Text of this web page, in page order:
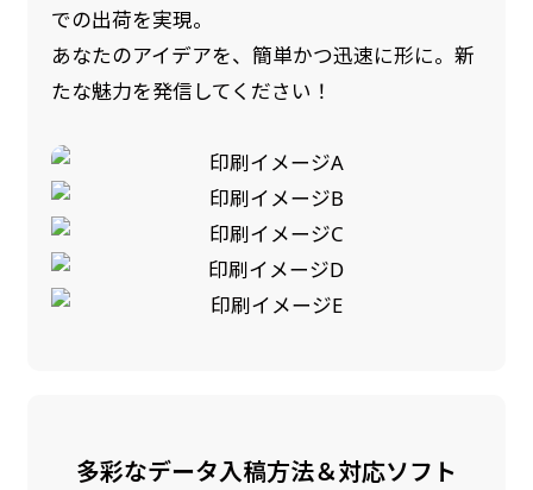
での出荷を実現。
あなたのアイデアを、簡単かつ迅速に形に。新
たな魅力を発信してください！
多彩なデータ入稿方法＆対応ソフト